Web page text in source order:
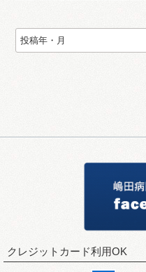
クレジットカード利用OK